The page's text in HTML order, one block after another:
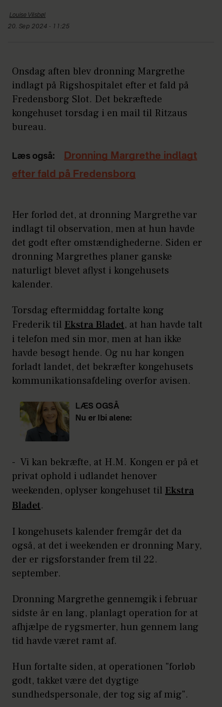
Louise Vilsbøl
20. Sep 2024 - 11:25
Onsdag aften blev dronning Margrethe
indlagt på Rigshospitalet efter et fald på
Fredensborg Slot. Det bekræftede
kongehuset torsdag i en mail til Ritzaus
bureau.
Læs også:
Dronning Margrethe indlagt
efter fald på Fredensborg
Her forlød det, at dronning Margrethe var
indlagt til observation, men at hun havde
det godt efter omstændighederne. Siden er
dronning Margrethes planer ganske
naturligt blevet aflyst i kongehusets
kalender.
Torsdag eftermiddag fortalte kong
Frederik til Ekstra Bladet, at han havde talt
i telefon med sin mor, men at han ikke
havde besøgt hende. Og nu har kongen
forladt landet, det bekræfter kongehusets
kommunikationsafdeling overfor avisen.
LÆS OGSÅ
Nu er Ibi alene:
- Vi kan bekræfte, at H.M. Kongen er på et
privat ophold i udlandet henover
weekenden, oplyser kongehuset til Ekstra
Bladet.
I kongehusets kalender fremgår det da
også, at det i weekenden er dronning Mary,
der er rigsforstander frem til 22.
september.
Dronning Margrethe gennemgik i februar
sidste år en lang, planlagt operation for at
afhjælpe de rygsmerter, hun gennem lang
tid havde været ramt af.
Hun fortalte siden, at operationen "forløb
godt, takket være det dygtige
sundhedspersonale, der tog sig af mig".